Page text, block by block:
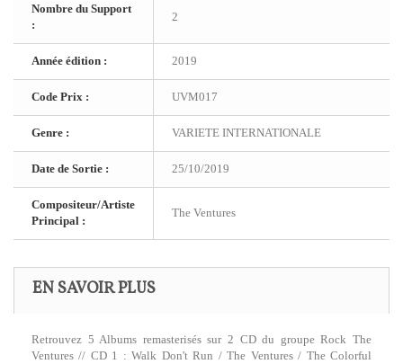
Nombre du Support
:
2
Année édition : 2019
Code Prix : UVM017
Genre : VARIETE INTERNATIONALE
Date de Sortie : 25/10/2019
Compositeur/Artiste
Principal :
The Ventures
EN SAVOIR PLUS
Retrouvez 5 Albums remasterisés sur 2 CD du groupe Rock The
Ventures // CD 1 : Walk Don't Run / The Ventures / The Colorful